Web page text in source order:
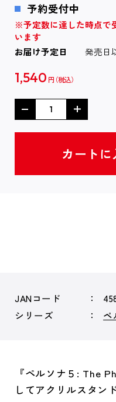
予約受付中
※予定数に達した時点で
います
お届け予定日
発売日
1,540 円
JANコード
シリーズ
ペ
『ペルソナ５: The
してアクリルスタン